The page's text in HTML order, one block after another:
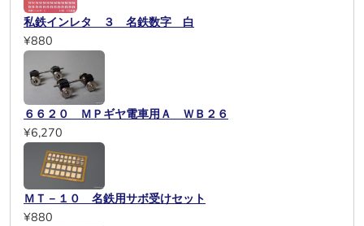
私鉄インレタ ３ 名鉄数字 白
¥880
６６２０ ＭＰギヤ電車用Ａ ＷＢ２６
¥6,270
ＭＴ－１０ 名鉄用サボ受けセット
¥880